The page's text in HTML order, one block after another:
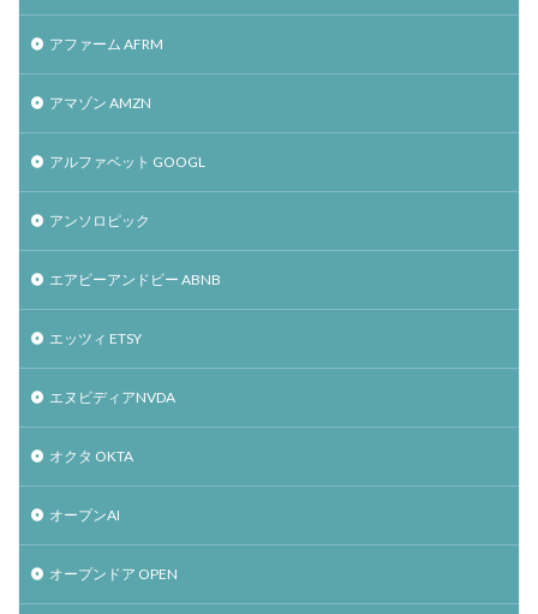
アファーム AFRM
アマゾン AMZN
アルファベット GOOGL
アンソロピック
エアビーアンドビー ABNB
エッツィ ETSY
エヌビディアNVDA
オクタ OKTA
オープンAI
オープンドア OPEN